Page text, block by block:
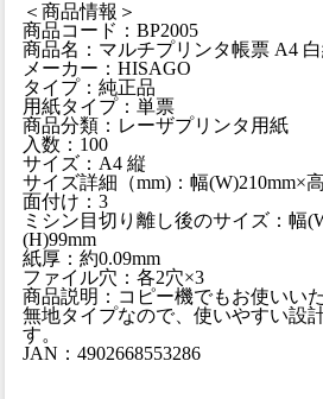
＜商品情報＞
商品コード：BP2005
商品名：マルチプリンタ帳票 A4
メーカー：HISAGO
タイプ：純正品
用紙タイプ：単票
商品分類：レーザプリンタ用紙
入数：100
サイズ：A4 縦
サイズ詳細（mm)：幅(W)210mm×
面付け：3
ミシン目切り離し後のサイズ：幅
(H)99mm
紙厚：約0.09mm
ファイル穴：各2穴×3
商品説明：コピー機でもお使いい
無地タイプなので、使いやすい設
す。
JAN：4902668553286